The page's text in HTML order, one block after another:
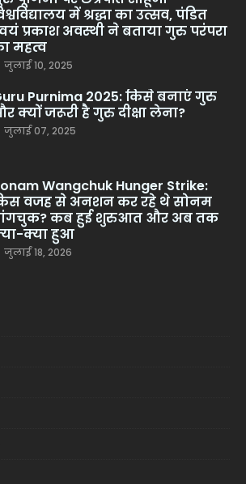
में श्रद्धा का उत्सव, पंडित
प्रकाश अवस्थी ने बताया गुरु परंपरा
महत्व
जुलाई 10, 2025
Purnima 2025: किसे बनाएं गुरु
क्यों जरूरी है गुरु दीक्षा लेना?
जुलाई 07, 2025
Wangchuk Hunger Strike:
वजह से अनशन कर रहे थे सोनम
कब हुई शुरुआत और अब तक
क्या हुआ
जुलाई 18, 2026